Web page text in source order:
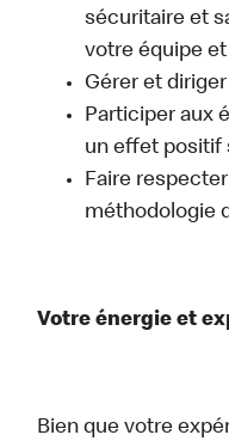
sécuritaire et
votre équipe
Gérer et
Participer aux
un effet positif
Faire
méthodologie
Votre énergie et
Bien que votre